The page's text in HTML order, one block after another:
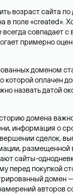
возраст сайта по
в поле «created».
совпадает с
примерно
доменом
которой оплачен
назвать датой
домена
информация о
сделок,
размещенной
сайты-
перед покупкой
домен
авторов